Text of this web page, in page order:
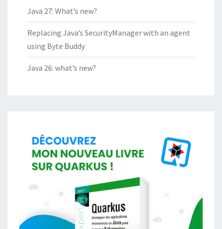
Java 27: What’s new?
Replacing Java’s SecurityManager with an agent
using Byte Buddy
Java 26: what’s new?